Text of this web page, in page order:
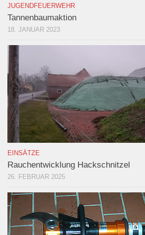
JUGENDFEUERWEHR
Tannenbaumaktion
18. JANUAR 2023
EINSÄTZE
Rauchentwicklung Hackschnitzel
26. FEBRUAR 2025